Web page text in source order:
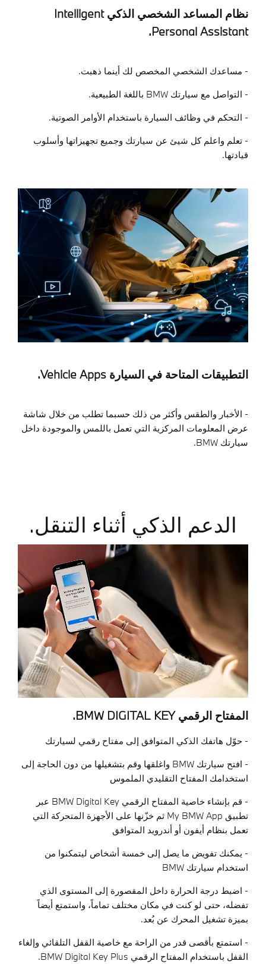
نظام المساعد الشخصي الذكي Intelligent
Personal Assistant
.
- مساعدك الشخصي المخصص لك أينما ذهبت.
- التواصل مع سيارتك BMW باللغة الطبيعية.
- التحكم في وظائف السيارة باستخدام الأوامر الصوتية.
- تعلم واعلم كل شيئ عن سيارتك وجميع تجهيزاتها وأسلوب
قيادتها.
التطبيقات المتاحة في السيارة Vehicle Apps .
- الأخبار والطقس وأكثر من ذلك حسبما تطلب من خلال شاشة
عرض المعلومات المركزية التي تعمل باللمس والموجودة داخل
سيارتك BMW
.
الدعم الذكي أثناء التنقل.
المفتاح الرقمي BMW DIGITAL KEY .
- حوّل هاتفك الذكي المتوافق إلى مفتاح رقمي لسيارتك
- افتح سيارتك BMW واغلقها وقم بتشغيلها من دون الحاجة إلى
استخدامك المفتاح التقليدي الملموس
- قم بإنشاء خاصية المفتاح الرقمي BMW Digital Key عبر
تطبيق My BMW App ثم خزّنها على الأجهزة المتحركة التي
تعمل بنظام أيفون أو أندرويد المتوافق
- يمكنك تفويض ما يصل إلى خمسة أشخاص ليتمكنوا من
استخدام سيارتك BMW
- اضبط درجة الحرارة داخل المقصورة إلى المستوى الذي
تفضله، حتى لو كنت في مكان مختلف تماماً، واستمتع أيضاً
بميزة تشغيل المحرك عن بُعد.
- استمتع بأقصى قدر من الراحة مع خاصية القفل التلقائي وإلغاء
القفل باستخدام المفتاح الرقمي BMW Digital Key Plus
.